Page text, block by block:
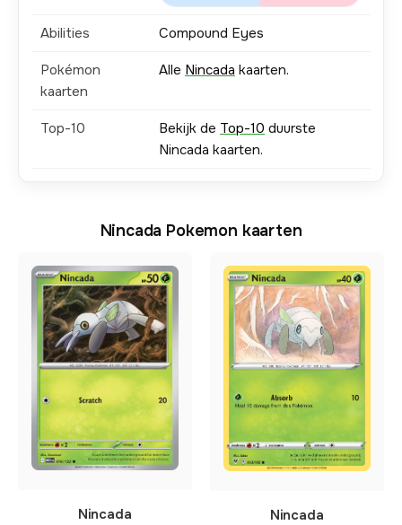
Abilities Compound Eyes
Pokémon
kaarten
Alle Nincada kaarten.
Top-10 Bekijk de Top-10 duurste
Nincada kaarten.
Nincada Pokemon kaarten
Nincada Nincada